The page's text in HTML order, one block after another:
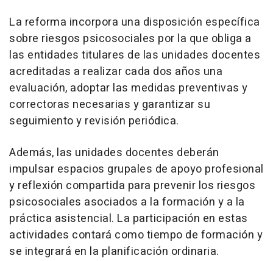
La reforma incorpora una disposición específica
sobre riesgos psicosociales por la que obliga a
las entidades titulares de las unidades docentes
acreditadas a realizar cada dos años una
evaluación, adoptar las medidas preventivas y
correctoras necesarias y garantizar su
seguimiento y revisión periódica.
Además, las unidades docentes deberán
impulsar espacios grupales de apoyo profesional
y reflexión compartida para prevenir los riesgos
psicosociales asociados a la formación y a la
práctica asistencial. La participación en estas
actividades contará como tiempo de formación y
se integrará en la planificación ordinaria.